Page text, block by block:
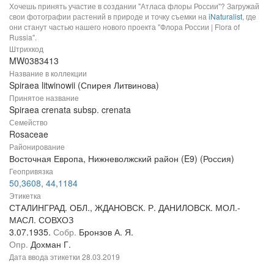
Хочешь принять участие в создании "Атласа флоры России"? Загружай
свои фотографии растений в природе и точку съемки на iNaturalist, где
они станут частью нашего нового проекта "Флора России | Flora of
Russia".
Штрихкод
MW0383413
Название в коллекции
Spiraea litwinowii (Спирея Литвинова)
Принятое название
Spiraea crenata subsp. crenata
Семейство
Rosaceae
Районирование
Восточная Европа, Нижневолжский район (E9) (Россия)
Геопривязка
50,3608, 44,1184
Этикетка
СТАЛИНГРАД. ОБЛ., ЖДАНОВСК. Р. ДАНИЛОВСК. МОЛ.-
МАСЛ. СОВХОЗ
3.07.1935. Собр. Бронзов А. Я.
Опр. Дохман Г.
Дата ввода этикетки 28.03.2019